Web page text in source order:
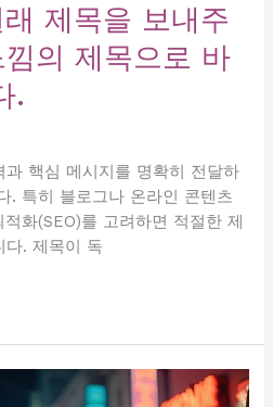
제목을 보내주
의 제목으로 바
.
핵심 메시지를 명확히 전달하
. 특히 블로그나 온라인 콘텐츠
화(SEO)를 고려하면 적절한 제
다. 제목이 독